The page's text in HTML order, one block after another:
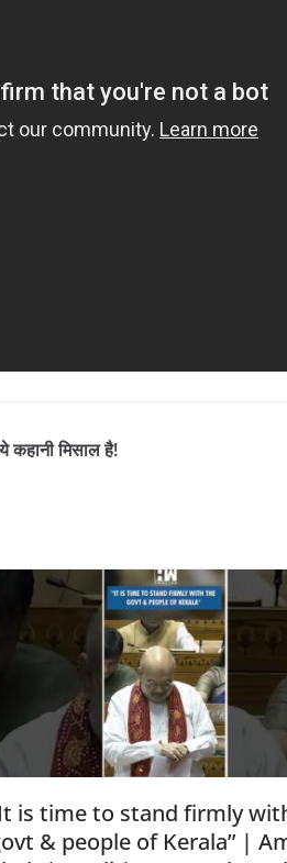
कहानी मिसाल है!
is time to stand firmly
& people of Kerala” |